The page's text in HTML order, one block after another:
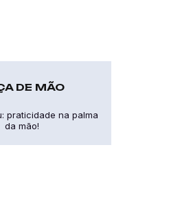
DE MÃO
praticidade na palma
da mão!